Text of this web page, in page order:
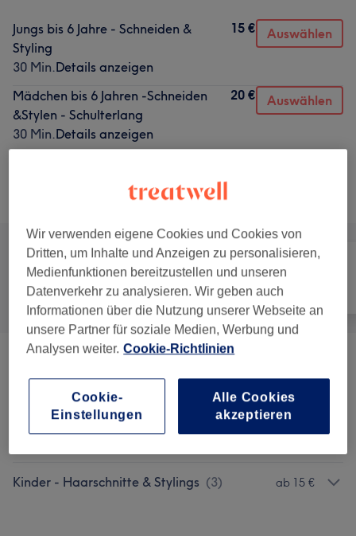
Jungs bis 6 Jahre - Schneiden &
Styling
30 Min.Details anzeigen
15 € Auswählen
Mädchen bis 6 Jahren -Schneiden
&Stylen - Schulterlang
30 Min.Details anzeigen
20 € Auswählen
Nicht gefunden wonach du gesucht hast?
Alle Friseur
Damen - Farbe & Coloration ab 50 €
Kinder - Haarschnitte & Stylings (3) ab 15 €
Wir verwenden eigene Cookies und Cookies von
Dritten, um Inhalte und Anzeigen zu personalisieren,
Medienfunktionen bereitzustellen und unseren
Datenverkehr zu analysieren. Wir geben auch
Informationen über die Nutzung unserer Webseite an
unsere Partner für soziale Medien, Werbung und
Analysen weiter. Cookie-Richtlinien
Cookie-
Einstellungen
Alle Cookies
akzeptieren